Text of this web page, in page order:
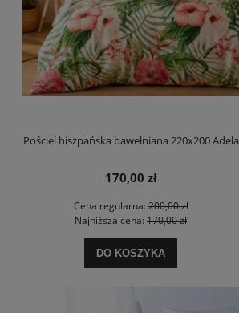
Pościel hiszpańska bawełniana 220x200 Adela
170,00 zł
Cena regularna:200,00 zł
Najniższa cena: 170,00 zł
DO KOSZYKA